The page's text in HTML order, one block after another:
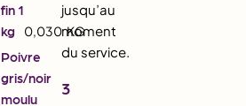
fin 1
kg
0,030 KG
Poivre
gris/noir
moulu
jusqu’au
moment
du service.
3